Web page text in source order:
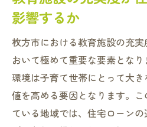
住宅ローン選びをサポー
地元金融機関の特性
枚方市の不動産市場
のコツ
地域密着型の情報収
影響するか
枚方市における教育施設の充
おいて極めて重要な要素とな
環境は子育て世帯にとって大
値を高める要因となります。
ている地域では、住宅ローン